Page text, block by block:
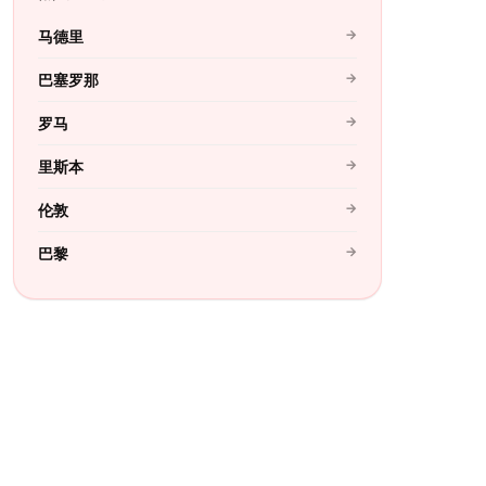
马德里 →
巴塞罗那 →
罗马 →
里斯本 →
伦敦 →
巴黎 →